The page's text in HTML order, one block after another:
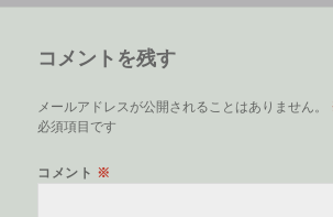
コメントを残す
メールアドレスが公開されることはありません。
必須項目です
コメント ※